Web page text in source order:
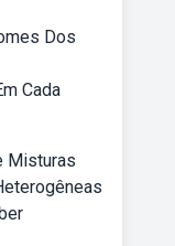
Dos
Cada
Misturas